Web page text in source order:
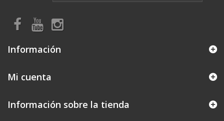
Información
Mi cuenta
Información sobre la tienda